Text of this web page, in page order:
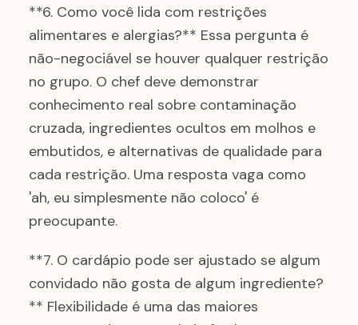
**6. Como você lida com restrições
alimentares e alergias?** Essa pergunta é
não-negociável se houver qualquer restrição
no grupo. O chef deve demonstrar
conhecimento real sobre contaminação
cruzada, ingredientes ocultos em molhos e
embutidos, e alternativas de qualidade para
cada restrição. Uma resposta vaga como
'ah, eu simplesmente não coloco' é
preocupante.
**7. O cardápio pode ser ajustado se algum
convidado não gosta de algum ingrediente?
** Flexibilidade é uma das maiores